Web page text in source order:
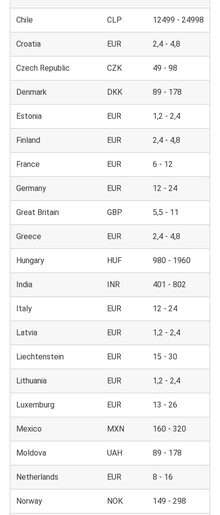
Chile CLP 12499 - 24998
Croatia EUR 2,4 - 4,8
Czech Republic CZK 49 - 98
Denmark DKK 89 - 178
Estonia EUR 1,2 - 2,4
Finland EUR 2,4 - 4,8
France EUR 6 - 12
Germany EUR 12 - 24
Great Britain GBP 5,5 - 11
Greece EUR 2,4 - 4,8
Hungary HUF 980 - 1960
India INR 401 - 802
Italy EUR 12 - 24
Latvia EUR 1,2 - 2,4
Liechtenstein EUR 15 - 30
Lithuania EUR 1,2 - 2,4
Luxemburg EUR 13 - 26
Mexico MXN 160 - 320
Moldova UAH 89 - 178
Netherlands EUR 8 - 16
Norway NOK 149 - 298